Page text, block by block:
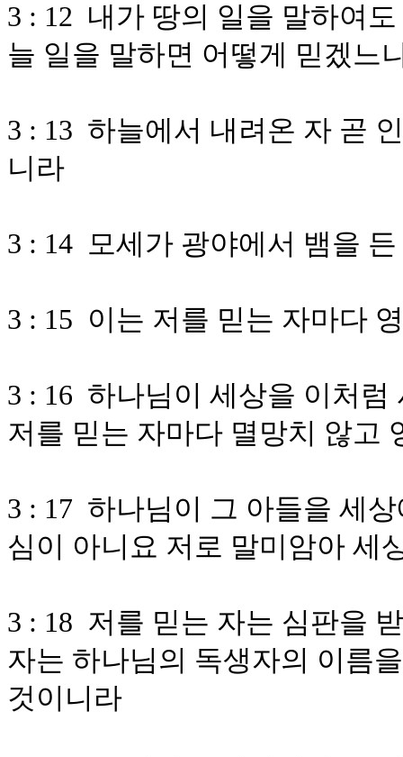
3 : 12 내가 땅의 일을 말하여
늘 일을 말하면 어떻게 믿겠느
3 : 13 하늘에서 내려온 자 곧
니라
3 : 14 모세가 광야에서 뱀을
3 : 15 이는 저를 믿는 자마다
3 : 16 하나님이 세상을 이처
저를 믿는 자마다 멸망치 않고
3 : 17 하나님이 그 아들을 세
심이 아니요 저로 말미암아 세
3 : 18 저를 믿는 자는 심판을
자는 하나님의 독생자의 이름
것이니라